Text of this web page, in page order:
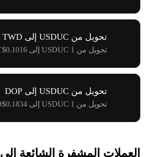
تحويل من USDUC إلى TWD
تحويل من 1 USDUC إلى NT$0.1016
تحويل من USDUC إلى DOP
تحويل من 1 USDUC إلى RD$0.1834
العملات المشفرة الشائعة إلى GBP